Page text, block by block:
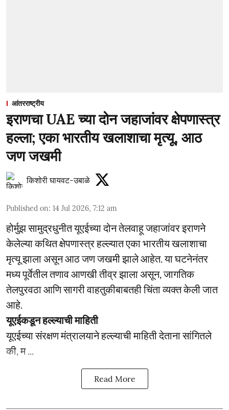
आंतरराष्ट्रीय
इराणचा UAE च्या दोन जहाजांवर क्षेपणास्त्र
हल्ला; एका भारतीय खलाशाचा मृत्यू, आठ
जण जखमी
किशोरी घायवट-उबाळे
Published on: 14 Jul 2026, 7:12 am
होर्मुझ सामुद्रधुनीत यूएईच्या दोन तेलवाहू जहाजांवर इराणने
केलेल्या कथित क्षेपणास्त्र हल्ल्यात एका भारतीय खलाशाचा
मृत्यू झाला असून आठ जण जखमी झाले आहेत. या घटनेनंतर
मध्य पूर्वेतील तणाव आणखी तीव्र झाला असून, जागतिक
तेलपुरवठा आणि सागरी वाहतुकीबाबतही चिंता व्यक्त केली जात
आहे.
यूएईकडून हल्ल्याची माहिती
यूएईच्या संरक्षण मंत्रालयाने हल्ल्याची माहिती देताना सांगितले
की, म ...
Read More